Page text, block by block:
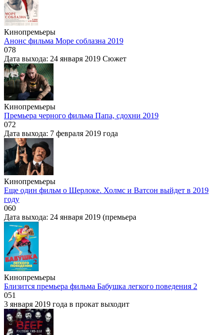
Кинопремьеры
Анонс фильма Море соблазна 2019
078
Дата выхода: 24 января 2019 Сюжет
Кинопремьеры
Премьера черного фильма Папа, сдохни 2019
072
Дата выхода: 7 февраля 2019 года
Кинопремьеры
Еще один фильм о Шерлоке. Холмс и Ватсон выйдет в 2019
году
060
Дата выхода: 24 января 2019 (премьера
Кинопремьеры
Близится премьера фильма Бабушка легкого поведения 2
051
3 января 2019 года в прокат выходит